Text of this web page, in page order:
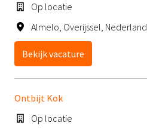
Op locatie
Almelo, Overijssel, Nederland
Bekijk vacature
Ontbijt Kok
Op locatie